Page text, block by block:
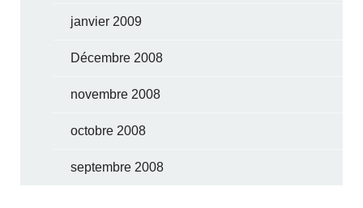
janvier 2009
Décembre 2008
novembre 2008
octobre 2008
septembre 2008